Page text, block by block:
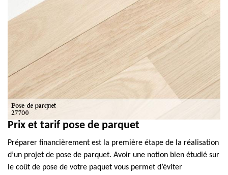
Prix et tarif pose de parquet
Préparer financièrement est la première étape de la réalisation
d’un projet de pose de parquet. Avoir une notion bien étudié sur
le coût de pose de votre paquet vous permet d’éviter